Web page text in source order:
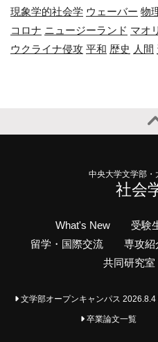
現象学的社会学 ウェーバー 物
コロナ ニュージーランド マオリ
ウクライナ侵攻 平和 歴史 人間
中央大学文学部
社会
What's New 受験
留学・国際交流
専攻紹
共同研究室
文学部オープンキャンパス 2026.8.4
卒業論文一覧